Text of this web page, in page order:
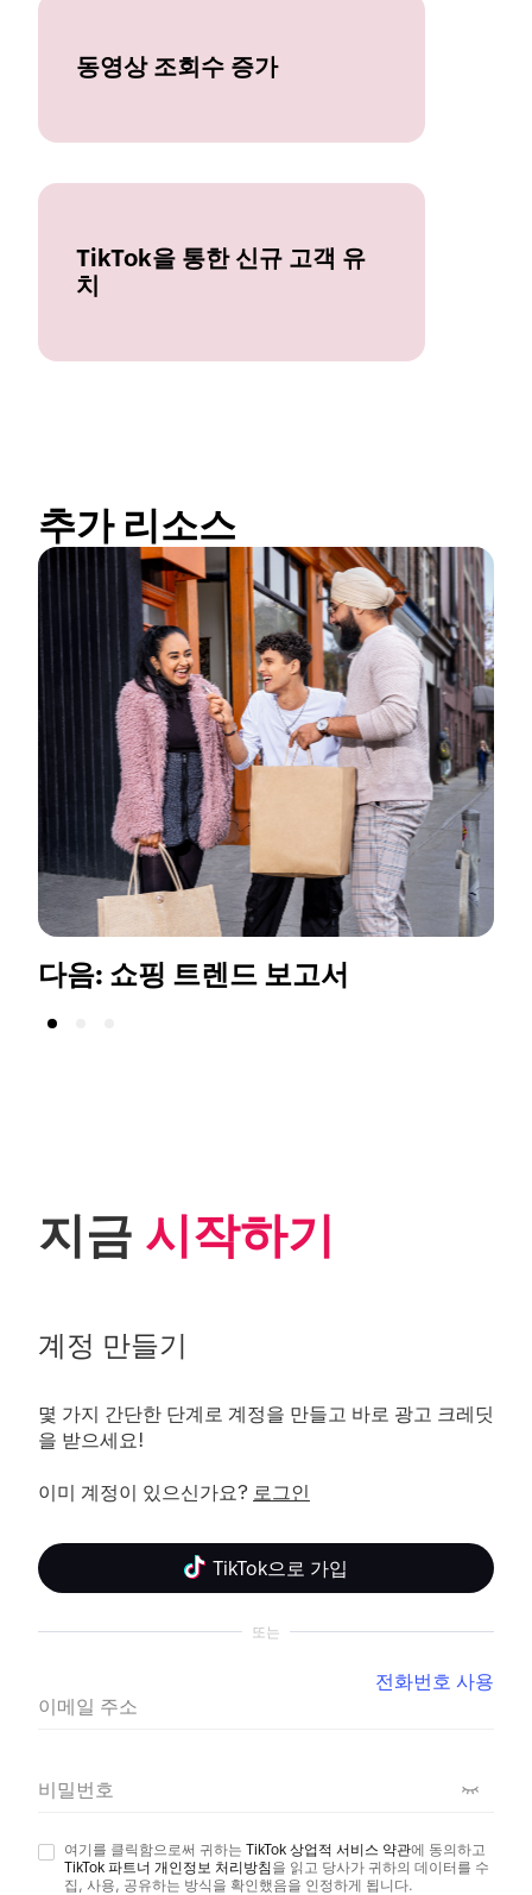
동영상 조회수 증가
TikTok을 통한 신규 고객 유
치
추가 리소스
다음: 쇼핑 트렌드 보고서
지금 시작하기
계정 만들기
몇 가지 간단한 단계로 계정을 만들고 바로 광고 크레딧
을 받으세요!
이미 계정이 있으신가요? 로그인
TikTok으로 가입
또는
이메일 주소
전화번호 사용
비밀번호
여기를 클릭함으로써 귀하는 TikTok 상업적 서비스 약관에 동의하고
TikTok 파트너 개인정보 처리방침 을 읽고 당사가 귀하의 데이터를 수
집, 사용, 공유하는 방식을 확인했음을 인정하게 됩니다.